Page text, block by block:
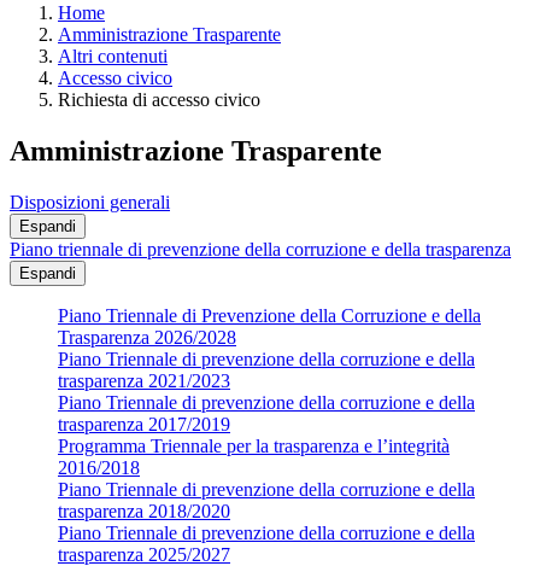
Home
Amministrazione Trasparente
Altri contenuti
Accesso civico
Richiesta di accesso civico
Amministrazione Trasparente
Disposizioni generali
Espandi
Piano triennale di prevenzione della corruzione e della trasparenza
Espandi
Piano Triennale di Prevenzione della Corruzione e della
Trasparenza 2026/2028
Piano Triennale di prevenzione della corruzione e della
trasparenza 2021/2023
Piano Triennale di prevenzione della corruzione e della
trasparenza 2017/2019
Programma Triennale per la trasparenza e l’integrità
2016/2018
Piano Triennale di prevenzione della corruzione e della
trasparenza 2018/2020
Piano Triennale di prevenzione della corruzione e della
trasparenza 2025/2027